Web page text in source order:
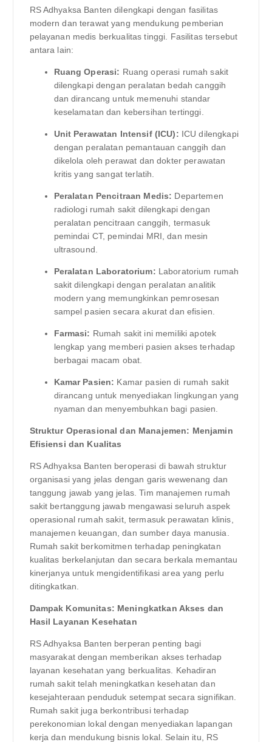
RS Adhyaksa Banten dilengkapi dengan fasilitas
modern dan terawat yang mendukung pemberian
pelayanan medis berkualitas tinggi. Fasilitas tersebut
antara lain:
Ruang Operasi: Ruang operasi rumah sakit
dilengkapi dengan peralatan bedah canggih
dan dirancang untuk memenuhi standar
keselamatan dan kebersihan tertinggi.
Unit Perawatan Intensif (ICU): ICU dilengkapi
dengan peralatan pemantauan canggih dan
dikelola oleh perawat dan dokter perawatan
kritis yang sangat terlatih.
Peralatan Pencitraan Medis: Departemen
radiologi rumah sakit dilengkapi dengan
peralatan pencitraan canggih, termasuk
pemindai CT, pemindai MRI, dan mesin
ultrasound.
Peralatan Laboratorium: Laboratorium rumah
sakit dilengkapi dengan peralatan analitik
modern yang memungkinkan pemrosesan
sampel pasien secara akurat dan efisien.
Farmasi: Rumah sakit ini memiliki apotek
lengkap yang memberi pasien akses terhadap
berbagai macam obat.
Kamar Pasien: Kamar pasien di rumah sakit
dirancang untuk menyediakan lingkungan yang
nyaman dan menyembuhkan bagi pasien.
Struktur Operasional dan Manajemen: Menjamin
Efisiensi dan Kualitas
RS Adhyaksa Banten beroperasi di bawah struktur
organisasi yang jelas dengan garis wewenang dan
tanggung jawab yang jelas. Tim manajemen rumah
sakit bertanggung jawab mengawasi seluruh aspek
operasional rumah sakit, termasuk perawatan klinis,
manajemen keuangan, dan sumber daya manusia.
Rumah sakit berkomitmen terhadap peningkatan
kualitas berkelanjutan dan secara berkala memantau
kinerjanya untuk mengidentifikasi area yang perlu
ditingkatkan.
Dampak Komunitas: Meningkatkan Akses dan
Hasil Layanan Kesehatan
RS Adhyaksa Banten berperan penting bagi
masyarakat dengan memberikan akses terhadap
layanan kesehatan yang berkualitas. Kehadiran
rumah sakit telah meningkatkan kesehatan dan
kesejahteraan penduduk setempat secara signifikan.
Rumah sakit juga berkontribusi terhadap
perekonomian lokal dengan menyediakan lapangan
kerja dan mendukung bisnis lokal. Selain itu, RS